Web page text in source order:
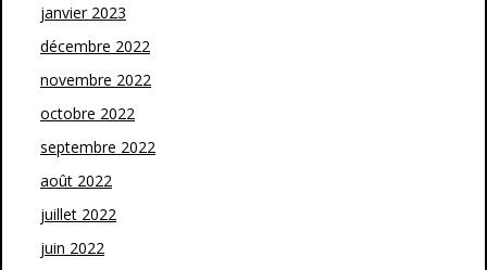
janvier 2023
décembre 2022
novembre 2022
octobre 2022
septembre 2022
août 2022
juillet 2022
juin 2022